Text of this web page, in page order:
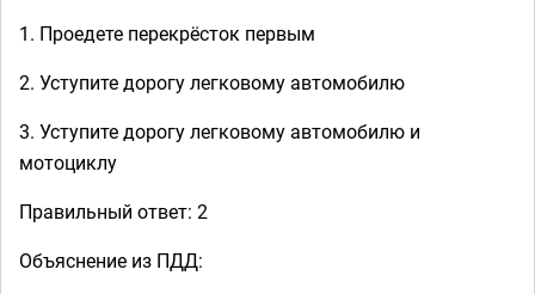
1. Проедете перекрёсток первым
2. Уступите дорогу легковому автомобилю
3. Уступите дорогу легковому автомобилю и
мотоциклу
Правильный ответ: 2
Объяснение из ПДД: